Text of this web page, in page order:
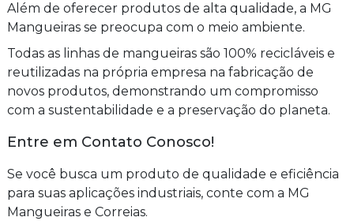
Além de oferecer produtos de alta qualidade, a MG
Mangueiras se preocupa com o meio ambiente.
Todas as linhas de mangueiras são 100% recicláveis e
reutilizadas na própria empresa na fabricação de
novos produtos, demonstrando um compromisso
com a sustentabilidade e a preservação do planeta.
Entre em Contato Conosco!
Se você busca um produto de qualidade e eficiência
para suas aplicações industriais, conte com a MG
Mangueiras e Correias.